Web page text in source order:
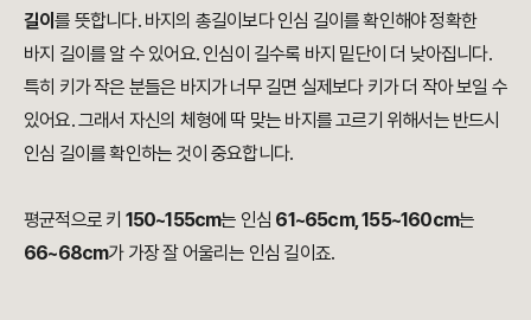
길이를 뜻합니다. 바지의 총길이보다 인심 길이를 확인해야 정확한
바지 길이를 알 수 있어요. 인심이 길수록 바지 밑단이 더 낮아집니다.
특히 키가 작은 분들은 바지가 너무 길면 실제보다 키가 더 작아 보일 수
있어요. 그래서 자신의 체형에 딱 맞는 바지를 고르기 위해서는 반드시
인심 길이를 확인하는 것이 중요합니다.
평균적으로 키 150~155cm는 인심 61~65cm, 155~160cm는
66~68cm가 가장 잘 어울리는 인심 길이죠.